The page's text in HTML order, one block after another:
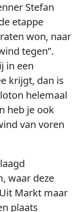
Stefan
etappe
won, naar
tegen”.
in een
krijgt, dan is
helemaal
heb je ook
van voren
waar deze
Markt maar
plaats